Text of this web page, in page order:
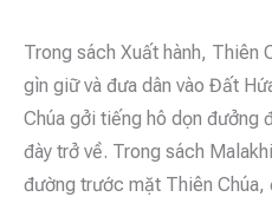
Trong sách Xuất hành, Thiên
gìn giữ và đưa dân vào Đất
Chúa gởi tiếng hô dọn đưởng
đày trở về. Trong sách
đường trước mặt Thiên Chúa,